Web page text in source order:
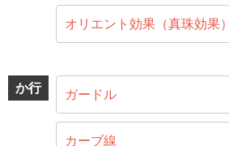
オリエント効果（真珠効果）
か行 ガードル
カーブ線